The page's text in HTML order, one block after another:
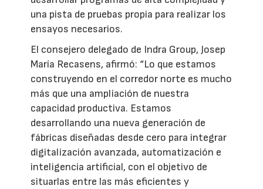
una pista de pruebas propia para realizar los
ensayos necesarios.
El consejero delegado de Indra Group, Josep
María Recasens, afirmó: “Lo que estamos
construyendo en el corredor norte es mucho
más que una ampliación de nuestra
capacidad productiva. Estamos
desarrollando una nueva generación de
fábricas diseñadas desde cero para integrar
digitalización avanzada, automatización e
inteligencia artificial, con el objetivo de
situarlas entre las más eficientes y